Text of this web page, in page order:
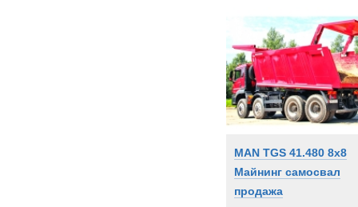
MAN TGS 41.480 8x8
Майнинг самосвал
продажа